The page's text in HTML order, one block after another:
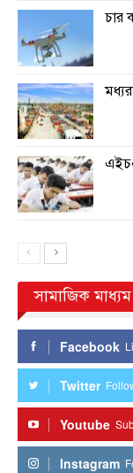
চার
সামাজিক মাধ্যম
Facebook
Twitter
Youtube
Instagram